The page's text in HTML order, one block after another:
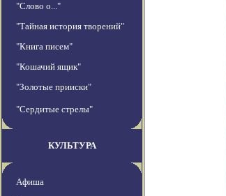
"Слово о..."
"Тайная история творений"
"Книга писем"
"Кошачий ящик"
"Золотые прииски"
"Сердитые стрелы"
КУЛЬТУРА
Афиша